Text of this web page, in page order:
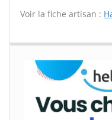
Voir la fiche artisan :